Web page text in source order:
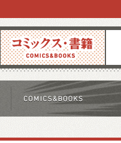
コミックス 雑誌